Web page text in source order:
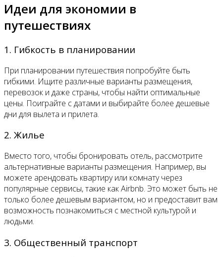
Идеи для экономии в
путешествиях
1. Гибкость в планировании
При планировании путешествия попробуйте быть
гибкими. Ищите различные варианты размещения,
перевозок и даже страны, чтобы найти оптимальные
цены. Поиграйте с датами и выбирайте более дешевые
дни для вылета и прилета.
2. Жилье
Вместо того, чтобы бронировать отель, рассмотрите
альтернативные варианты размещения. Например, вы
можете арендовать квартиру или комнату через
популярные сервисы, такие как Airbnb. Это может быть не
только более дешевым вариантом, но и предоставит вам
возможность познакомиться с местной культурой и
людьми.
3. Общественный транспорт